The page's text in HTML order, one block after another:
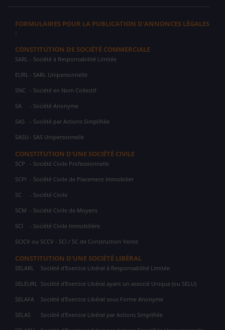
FORMULAIRES POUR LA PUBLICATION D'ANNONCES LÉGALES
:
CONSTITUTION DE SOCIÉTÉ COMMERCIALE
SARL - Société à Responsabilité Limitée
EURL - SARL Unipersonnelle
SNC - Société en Nom Collectif
SA - Société Anonyme
SAS - Société par Actions Simplifiée
SASU - SAS Unipersonnelle
CONSTITUTION D'UNE SOCIÉTÉ CIVILE
SCP - Société Civile Professionnelle
SCPI - Société Civile de Placement Immobilier
SC - Société Civile
SCM - Société Civile de Moyens
SCI - Société Civile Immobilière
SCICV ou SCCV - SCI / SC de Construction Vente
CONSTITUTION D'UNE SOCIÉTÉ LIBÉRAL
SELARL Société d'Exercice Libéral à Responsabilité Limitée
SELEURL Société d'Exercice Libéral ayant un associé Unique (ou SELU)
SELAFA Société d'Exercice Libéral sous Forme Anonyme
SELAS Société d'Exercice Libéral par Actions Simplifiée